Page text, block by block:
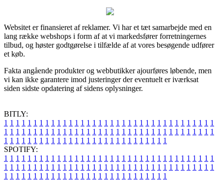
Websitet er finansieret af reklamer. Vi har et tæt samarbejde med en
lang række webshops i form af at vi markedsfører forretningernes
tilbud, og høster godtgørelse i tilfælde af at vores besøgende udfører
et køb.
Fakta angående produkter og webbutikker ajourføres løbende, men
vi kan ikke garantere imod justeringer der eventuelt er iværksat
siden sidste opdatering af sidens oplysninger.
BITLY:
1 1 1 1 1 1 1 1 1 1 1 1 1 1 1 1 1 1 1 1 1 1 1 1 1 1 1 1 1 1 1 1 1 1 1 1
1 1 1 1 1 1 1 1 1 1 1 1 1 1 1 1 1 1 1 1 1 1 1 1 1 1 1 1 1 1 1 1 1 1 1 1
1 1 1 1 1 1 1 1 1 1 1 1 1 1 1 1 1 1 1 1 1 1 1 1 1 1 1 1
SPOTIFY:
1 1 1 1 1 1 1 1 1 1 1 1 1 1 1 1 1 1 1 1 1 1 1 1 1 1 1 1 1 1 1 1 1 1 1 1
1 1 1 1 1 1 1 1 1 1 1 1 1 1 1 1 1 1 1 1 1 1 1 1 1 1 1 1 1 1 1 1 1 1 1 1
1 1 1 1 1 1 1 1 1 1 1 1 1 1 1 1 1 1 1 1 1 1 1 1 1 1 1 1